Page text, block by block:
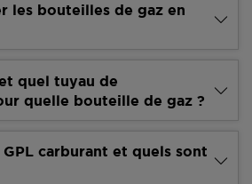
les bouteilles de gaz en
quel tuyau de
quelle bouteille de gaz ?
GPL carburant et quels sont